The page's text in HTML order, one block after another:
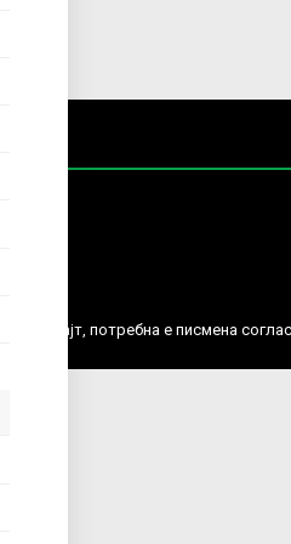
веб сајт, потребна е писмена